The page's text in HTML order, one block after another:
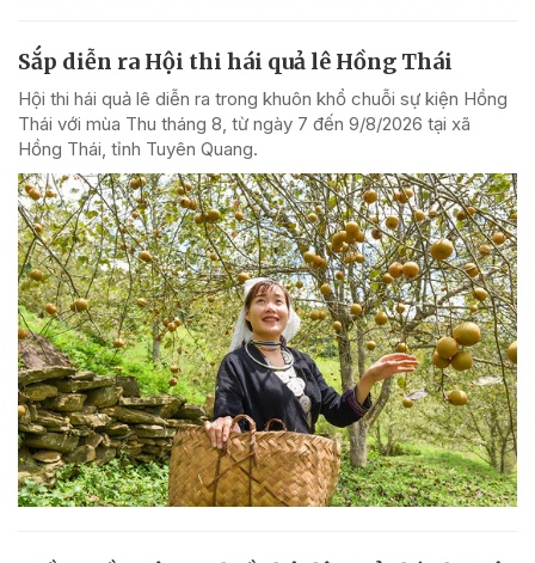
Sắp diễn ra Hội thi hái quả lê Hồng Thái
Hội thi hái quả lê diễn ra trong khuôn khổ chuỗi sự kiện Hồng
Thái với mùa Thu tháng 8, từ ngày 7 đến 9/8/2026 tại xã
Hồng Thái, tỉnh Tuyên Quang.